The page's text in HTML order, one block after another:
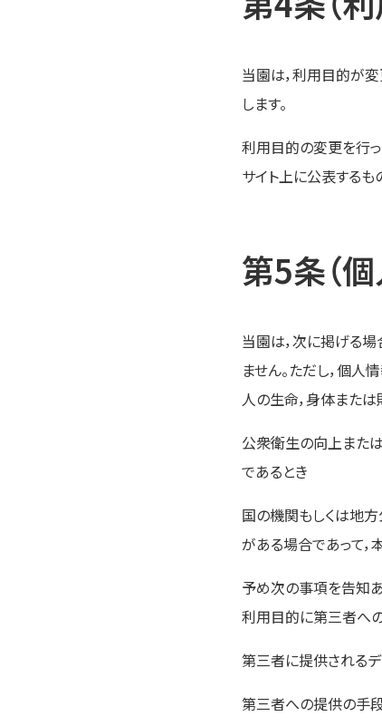
当園は，利用目的が
します。
利用目的の変更を行
サイト上に公表するも
第5条（
当園は，次に掲げる
ません。ただし，個
人の生命，身体また
公衆衛生の向上また
であるとき
国の機関もしくは地
がある場合であって
予め次の事項を告知
利用目的に第三者へ
第三者に提供される
第三者への提供の手